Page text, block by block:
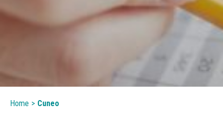
Home > Cuneo